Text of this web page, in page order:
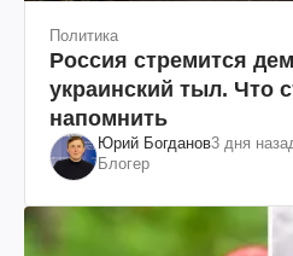
Политика
Россия стремится
украинский тыл. Что
напомнить
Юрий Богданов3 дня
Блогер